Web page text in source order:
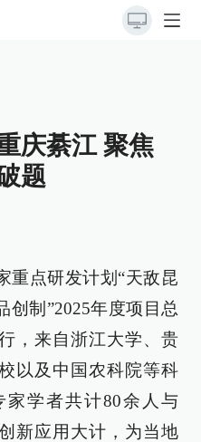
庆綦江 聚焦
题
重点研发计划“天敌昆
创制”2025年度项目总
，来自浙江大学、贵
以及中国农科院等科
学者共计80余人与
新应用大计，为当地